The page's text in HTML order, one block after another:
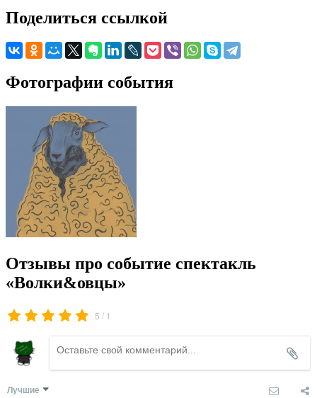
Поделиться ссылкой
Фотографии события
Отзывы про событие спектакль
«Волки&овцы»
5 / 1
Лучшие